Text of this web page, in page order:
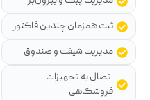
ثبت همزمان چندین فاکتور
مدیریت شیفت و صندوق
اتصال به تجهیزات
فروشگاهی